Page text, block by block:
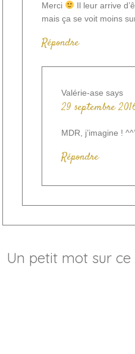
Merci
Il leur arrive
mais ça se voit moins
Répondre
Valérie-ase says
29 septembre
MDR, j’imagine !
Répondre
Un petit mot sur ce